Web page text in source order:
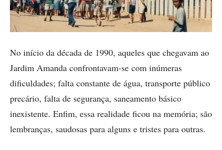
No início da década de 1990, aqueles que chegavam ao
Jardim Amanda confrontavam-se com inúmeras
dificuldades; falta constante de água, transporte público
precário, falta de segurança, saneamento básico
inexistente. Enfim, essa realidade ficou na memória; são
lembranças, saudosas para alguns e tristes para outras.